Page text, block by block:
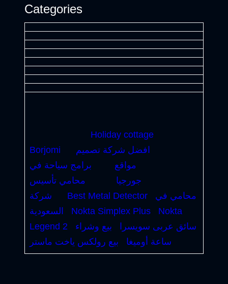
Categories
Holiday cottage
Borjomi
افضل شركة تصميم
مواقع
برامج سياحة في
جورجيا
محامي تأسيس
شركة
Best Metal Detector
محامي في
السعودية
Nokta Simplex Plus
Nokta
Legend 2
سائق عربى سويسرا
بيع وشراء
ساعة أوميغا
بيع رولكس ياخت ماستر